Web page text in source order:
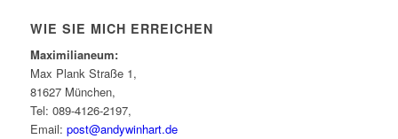
WIE SIE MICH ERREICHEN
Maximilianeum:
Max Plank Straße 1,
81627 München,
Tel: 089-4126-2197,
Email: post@andywinhart.de